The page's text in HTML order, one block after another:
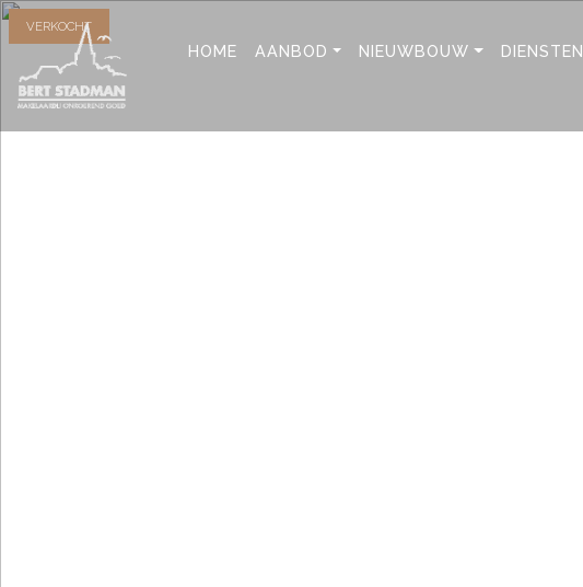
HOME AANBOD NIEUWBOUW DIENSTEN
VERKOCHT